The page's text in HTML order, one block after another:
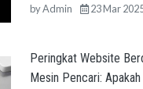
byAdmin 23 Mar
Peringkat Website
Mesin Pencari: